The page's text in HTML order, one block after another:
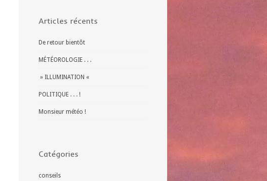
Articles récents
De retour bientôt
MÉTÉOROLOGIE . . .
» ILLUMINATION «
POLITIQUE . . . !
Monsieur météo !
Catégories
conseils